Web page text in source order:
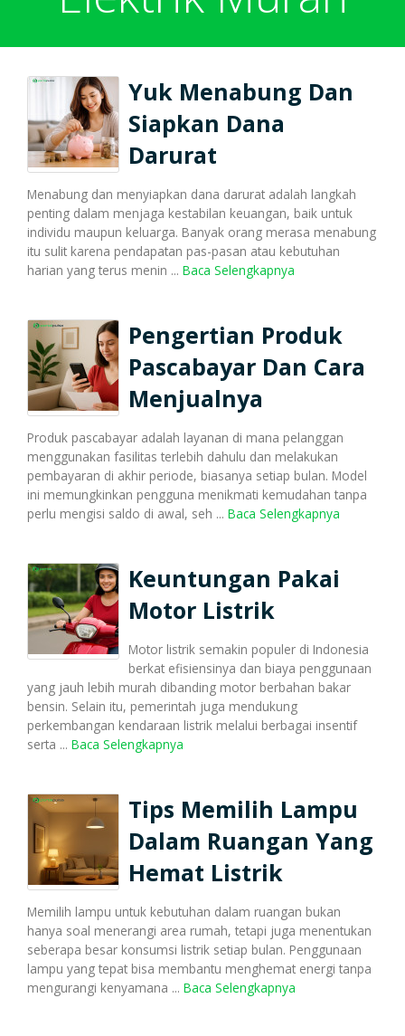
Harga Pulsa Elektrik
Token PLN murah
Paket Data Internet
Paket SMS & Telepon
Unlock / Aktivasi Voucher
Pulsa Transfer
Voucher Wifi, dll
Cetak Struk Token & PPOB
Bonus
Bonus Mingguan
Deposit
Cara Transaksi
Transaksi Terjadwal
Transaksi Massal
Transaksi Via WhatsApp
Transaksi Via Facebook
Transaksi Via Telegram
Transaksi Via Gtalk
Transaksi Via API
Support
Yuk Menabung Dan
Siapkan Dana
Darurat
Menabung dan menyiapkan dana darurat adalah langkah
penting dalam menjaga kestabilan keuangan, baik untuk
individu maupun keluarga. Banyak orang merasa menabung
itu sulit karena pendapatan pas-pasan atau kebutuhan
harian yang terus menin ... Baca Selengkapnya
Pengertian Produk
Pascabayar Dan Cara
Menjualnya
Produk pascabayar adalah layanan di mana pelanggan
menggunakan fasilitas terlebih dahulu dan melakukan
pembayaran di akhir periode, biasanya setiap bulan. Model
ini memungkinkan pengguna menikmati kemudahan tanpa
perlu mengisi saldo di awal, seh ... Baca Selengkapnya
Keuntungan Pakai
Motor Listrik
Motor listrik semakin populer di Indonesia
berkat efisiensinya dan biaya penggunaan
yang jauh lebih murah dibanding motor berbahan bakar
bensin. Selain itu, pemerintah juga mendukung
perkembangan kendaraan listrik melalui berbagai insentif
serta ... Baca Selengkapnya
Tips Memilih Lampu
Dalam Ruangan Yang
Hemat Listrik
Memilih lampu untuk kebutuhan dalam ruangan bukan
hanya soal menerangi area rumah, tetapi juga menentukan
seberapa besar konsumsi listrik setiap bulan. Penggunaan
lampu yang tepat bisa membantu menghemat energi tanpa
mengurangi kenyamana ... Baca Selengkapnya